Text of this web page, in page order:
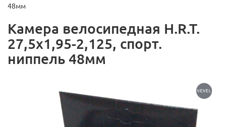
48мм
Камера велосипедная H.R.T.
27,5x1,95-2,125, спорт.
ниппель 48мм